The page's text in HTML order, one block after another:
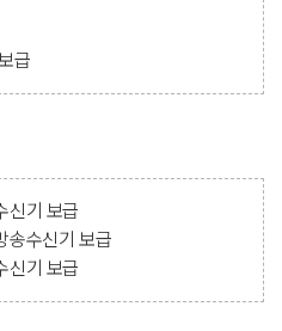
급
신기 보급
송수신기 보급
신기 보급